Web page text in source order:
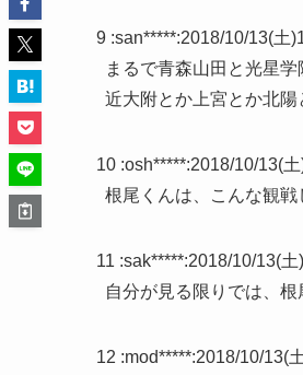
9 :san*****:2018/10/13(土
まるで青森山田と光星
近大附とか上宮とか北
10 :osh*****:2018/10/13(
根尾くんは、こんな観
11 :sak*****:2018/10/13(土
自分が見る限りでは、
12 :mod*****:2018/10/13(